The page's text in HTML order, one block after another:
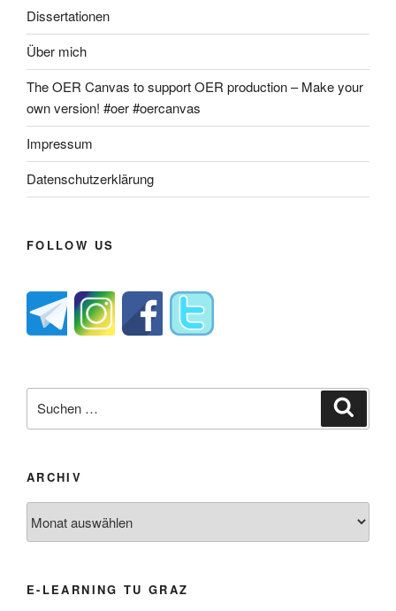
Dissertationen
Über mich
The OER Canvas to support OER production – Make your
own version! #oer #oercanvas
Impressum
Datenschutzerklärung
FOLLOW US
nach:
ARCHIV
E-LEARNING TU GRAZ